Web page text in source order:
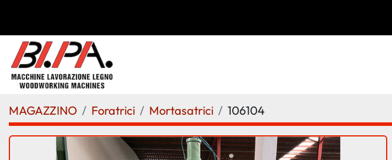
MAGAZZINO Foratrici Mortasatrici 106104